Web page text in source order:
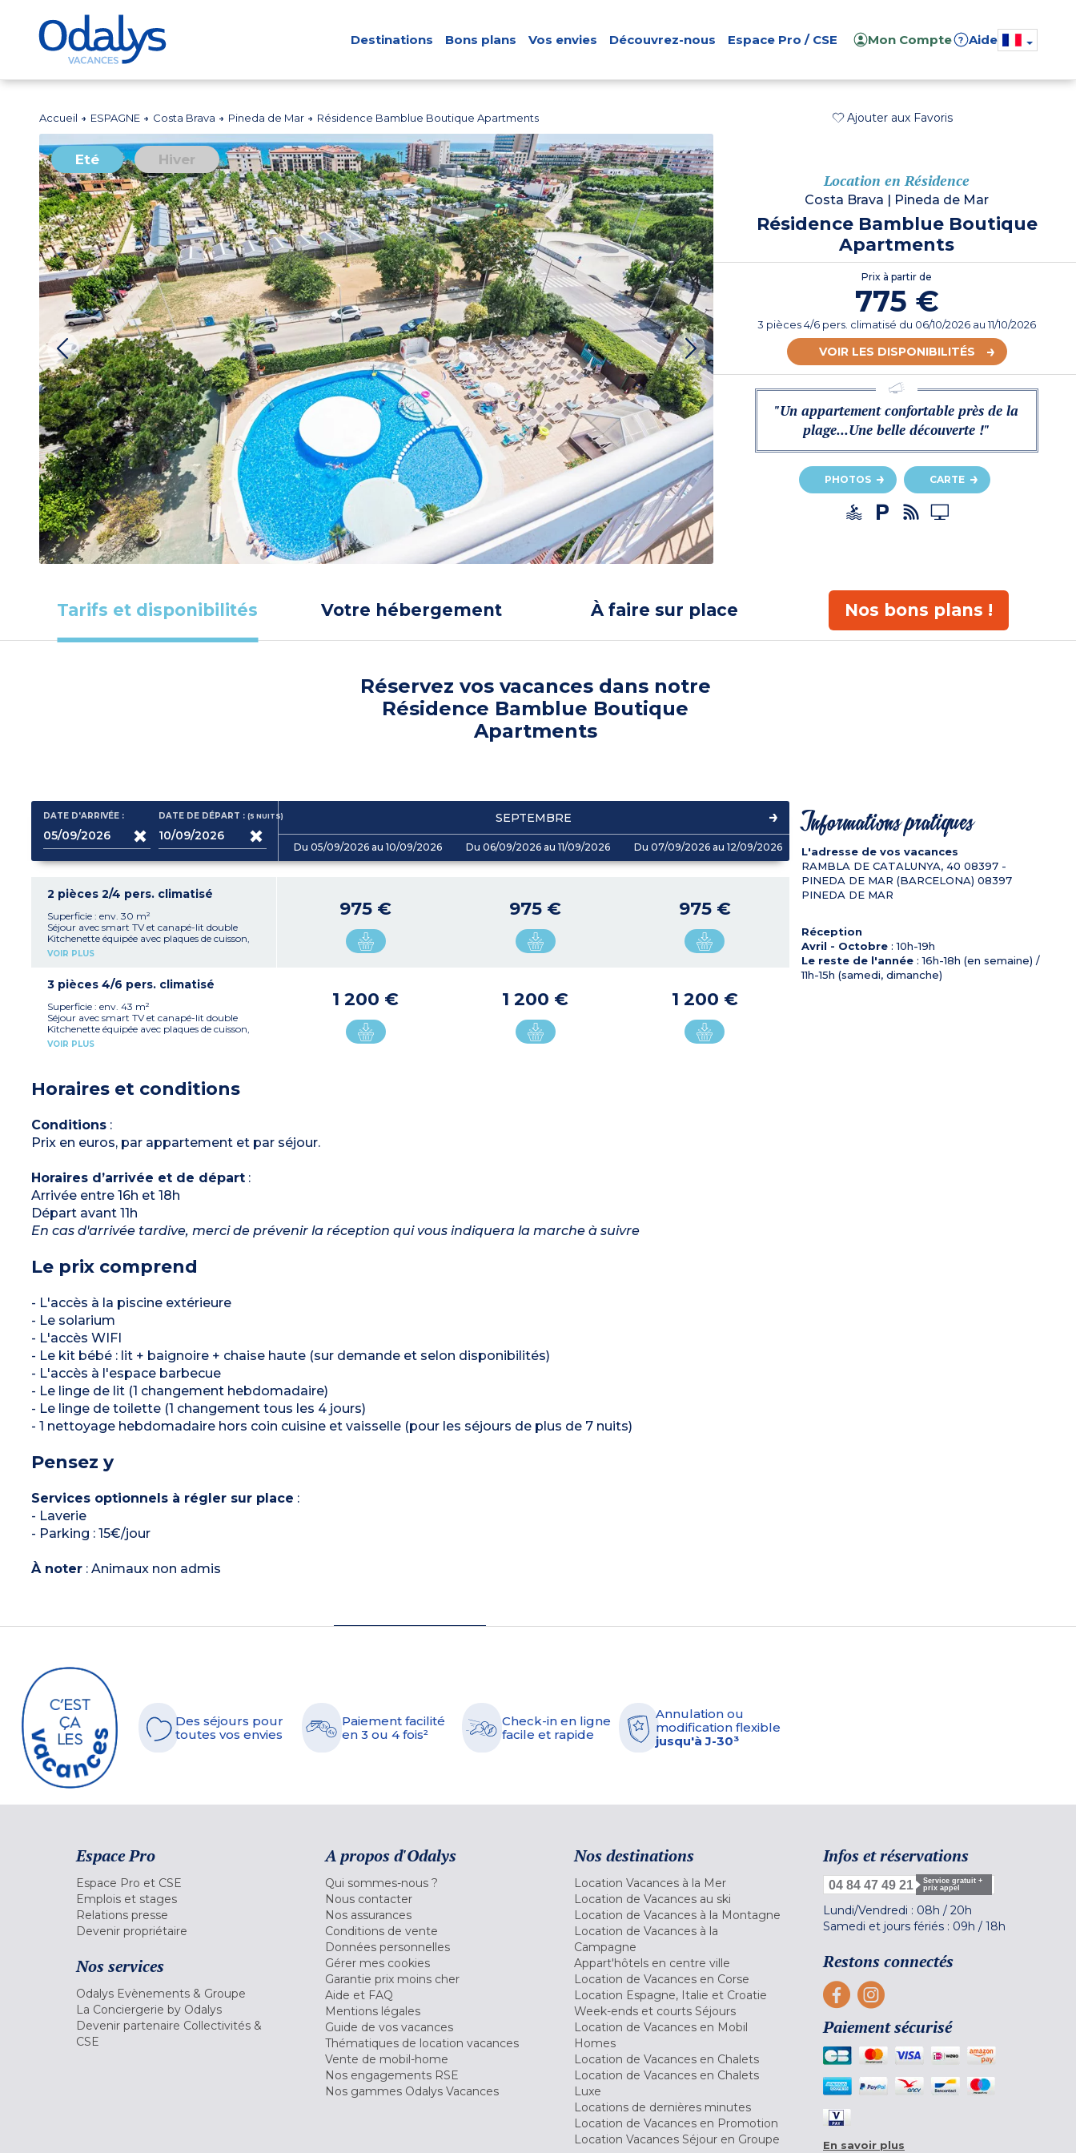
Destinations Bons plans Vos envies Découvrez-nous Espace Pro / CSE Mon Compte ? Aide
Accueil ESPAGNE Costa Brava Pineda de Mar Résidence Bamblue Boutique Apartments Ajouter aux Favoris
Eté Hiver
Location en Résidence
Costa Brava Pineda de Mar
Résidence Bamblue Boutique
Apartments
Prix à partir de
775 €
3 pièces 4/6 pers. climatisé du 06/10/2026 au 11/10/2026
VOIR LES DISPONIBILITÉS
"Un appartement confortable près de la
plage...Une belle découverte !"
PHOTOS CARTE
Tarifs et disponibilités Votre hébergement À faire sur place Nos bons plans !
Réservez vos vacances dans notre
Résidence Bamblue Boutique
Apartments
DATE D'ARRIVÉE : DATE DE DÉPART :(5NUITS) SEPTEMBRE
Du 05/09/2026 au 10/09/2026 Du 06/09/2026 au 11/09/2026 Du 07/09/2026 au 12/09/2026
2 pièces 2/4 pers. climatisé
Superficie : env. 30 m²
Séjour avec smart TV et canapé-lit double
Kitchenette équipée avec plaques de cuisson,
réfrigérateur, cafetière, bouilloire, grille-pain,
Salle de bain avec douche et WC
Coffre-fort
Climatisation
VOIR PLUS
975 € 975 € 975 €
3 pièces 4/6 pers. climatisé
Superficie : env. 43 m²
Séjour avec smart TV et canapé-lit double
Kitchenette équipée avec plaques de cuisson,
réfrigérateur, cafetière, bouilloire, grille-pain,
(sur demande)
Salle de bain avec douche et WC
Climatisation
VOIR PLUS
1 200 € 1 200 € 1 200 €
Horaires et conditions
Conditions:
Prix en euros, par appartement et par séjour.
Horaires d’arrivée et de départ:
Arrivée entre 16h et 18h
Départ avant 11h
En cas d'arrivée tardive, merci de prévenir la réception qui vous indiquera la marche à suivre
Le prix comprend
- L'accès à la piscine extérieure
- Le solarium
- L'accès WIFI
- Le kit bébé : lit + baignoire + chaise haute (sur demande et selon disponibilités)
- L'accès à l'espace barbecue
- Le linge de lit (1 changement hebdomadaire)
- Le linge de toilette (1 changement tous les 4 jours)
- 1 nettoyage hebdomadaire hors coin cuisine et vaisselle (pour les séjours de plus de 7 nuits)
Pensez y
Services optionnels à régler sur place :
- Laverie
- Parking : 15€/jour
À noter: Animaux non admis
Informations pratiques
L'adresse de vos vacances
RAMBLA DE CATALUNYA, 40 08397 -
PINEDA DE MAR (BARCELONA) 08397
PINEDA DE MAR
Réception
Avril - Octobre: 10h-19h
Le reste de l'année: 16h-18h (en semaine) /
11h-15h (samedi, dimanche)
Des séjours pour
toutes vos envies
Paiement facilité
en 3 ou 4 fois²
Check-in en ligne
facile et rapide
Annulation ou
modification flexible
jusqu'à J-30³
Espace Pro
Espace Pro et CSE
Emplois et stages
Relations presse
Devenir propriétaire
Nos services
Odalys Evènements & Groupe
La Conciergerie by Odalys
Devenir partenaire Collectivités &
CSE
A propos d'Odalys
Qui sommes-nous ?
Nous contacter
Nos assurances
Conditions de vente
Données personnelles
Gérer mes cookies
Garantie prix moins cher
Aide et FAQ
Mentions légales
Guide de vos vacances
Thématiques de location vacances
Vente de mobil-home
Nos engagements RSE
Nos gammes Odalys Vacances
Nos destinations
Location Vacances à la Mer
Location de Vacances au ski
Location de Vacances à la Montagne
Location de Vacances à la
Campagne
Appart'hôtels en centre ville
Location de Vacances en Corse
Location Espagne, Italie et Croatie
Week-ends et courts Séjours
Location de Vacances en Mobil
Homes
Location de Vacances en Chalets
Location de Vacances en Chalets
Luxe
Locations de dernières minutes
Location de Vacances en Promotion
Location Vacances Séjour en Groupe
Infos et réservations
04 84 47 49 21
Service gratuit +
prix appel
Lundi/Vendredi : 08h / 20h
Samedi et jours fériés : 09h / 18h
Restons connectés
Paiement sécurisé
En savoir plus